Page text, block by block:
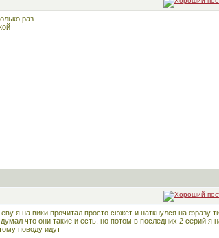
раз
я на вики прочитал просто сюжет и наткнулся на фразу
что они такие и есть, но потом в последних 2 серий я
поводу идут